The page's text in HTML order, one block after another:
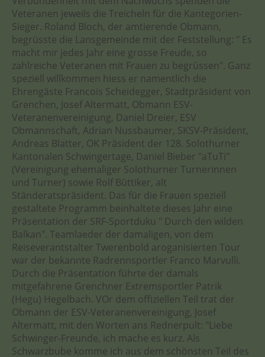
Veteranen jeweils die Treicheln für die Kantegorien-
Sieger. Roland Bloch, der amtierende Obmann,
begrüsste die Lansgemeinde mit der Feststellung: " Es
macht mir jedes Jahr eine grosse Freude, so
zahlreiche Veteranen mit Frauen zu begrüssen". Ganz
speziell willkommen hiess er namentlich die
Ehrengäste Francois Scheidegger, Stadtpräsident von
Grenchen, Josef Altermatt, Obmann ESV-
Veteranenvereinigung, Daniel Dreier, ESV
Obmannschaft, Adrian Nussbaumer, SKSV-Präsident,
Andreas Blatter, OK Präsident der 128. Solothurner
Kantonalen Schwingertage, Daniel Bieber "aTuTi"
(Vereinigung ehemaliger Solothurner Turnerinnen
und Turner) sowie Rolf Büttiker, alt
Ständeratspräsident. Das für die Frauen speziell
gestaltete Programm beinhaltete dieses Jahr eine
Präsentation der SRF-Sportduku " Durch den wilden
Balkan". Teamlaeder der damaligen, von dem
Reiseverantstalter Twerenbold aroganisierten Tour
war der bekannte Radrennsportler Franco Marvulli.
Durch die Präsentation führte der damals
mitgefahrene Grenchner Extremsportler Patrik
(Hegu) Hegelbach. VOr dem offiziellen Teil trat der
Obmann der ESV-Veteranenvereinigung, Josef
Altermatt, mit den Worten ans Rednerpult: "Liebe
Schwinger-Freunde, ich mache es kurz. Als
Schwarzbube komme ich aus dem schönsten Teil des